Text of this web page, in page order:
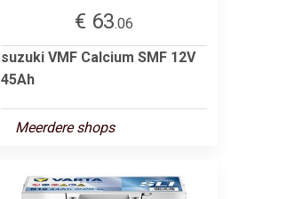
€ 63.06
suzuki VMF Calcium SMF 12V
45Ah
Meerdere shops